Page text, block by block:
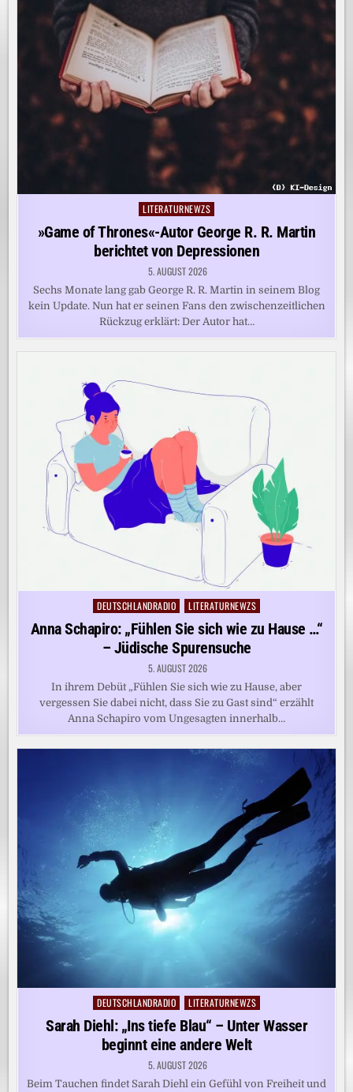
Posted
LITERATURNEWZS
»Game of Thrones«-Autor George R. R. Martin
berichtet von Depressionen
5. AUGUST 2026
Sechs Monate lang gab George R. R. Martin in seinem Blog
kein Update. Nun hat er seinen Fans den zwischenzeitlichen
Rückzug erklärt: Der Autor hat…
Posted
DEUTSCHLANDRADIO LITERATURNEWZS
Anna Schapiro: „Fühlen Sie sich wie zu Hause …“
– Jüdische Spurensuche
5. AUGUST 2026
In ihrem Debüt „Fühlen Sie sich wie zu Hause, aber
vergessen Sie dabei nicht, dass Sie zu Gast sind“ erzählt
Anna Schapiro vom Ungesagten innerhalb…
Posted
in
DEUTSCHLANDRADIO LITERATURNEWZS
Sarah Diehl: „Ins tiefe Blau“ – Unter Wasser
beginnt eine andere Welt
5. AUGUST 2026
Beim Tauchen findet Sarah Diehl ein Gefühl von Freiheit und